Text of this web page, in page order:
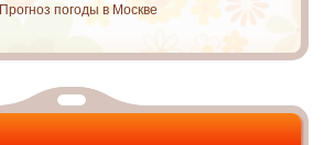
Прогноз погоды в Москве